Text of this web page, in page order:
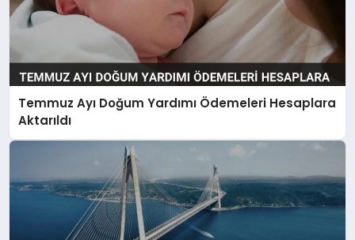
Temmuz Ayı Doğum Yardımı Ödemeleri Hesaplara
Aktarıldı